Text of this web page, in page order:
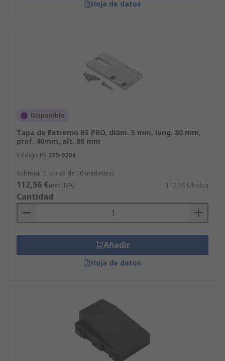
Hoja de datos
Disponible
Tapa de Extremo RS PRO, diám. 5 mm, long. 80 mm,
prof. 40mm, alt. 80 mm
Código RS 229-9204
Subtotal (1 bolsa de 10 unidades)
112,56 €(exc. IVA) 112,56 €/bolsa
Cantidad
Añadir
Hoja de datos